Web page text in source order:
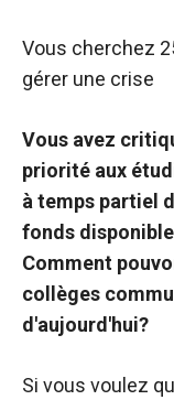
Vous cherchez
gérer une crise
Vous avez
priorité aux
à temps partiel
fonds
Comment
collèges
d'aujourd'hui?
Si vous voulez